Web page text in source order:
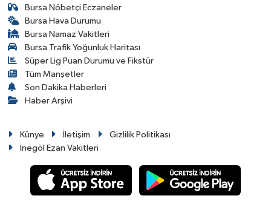
Bursa Nöbetçi Eczaneler
Bursa Hava Durumu
Bursa Namaz Vakitleri
Bursa Trafik Yoğunluk Haritası
Süper Lig Puan Durumu ve Fikstür
Tüm Manşetler
Son Dakika Haberleri
Haber Arşivi
Künye İletişim
Gizlilik Politikası
İnegöl Ezan Vakitleri